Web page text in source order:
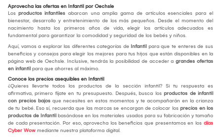
Aprovecha las ofertas en Infantil por Oechsle
Los productos infantiles abarcan una amplia gama de artículos esenciales para el
bienestar, desarrollo y entretenimiento de los más pequeños. Desde el momento del
nacimiento hasta los primeros años de vida, elegir los artículos adecuados es
fundamental para garantizar la comodidad y seguridad de los bebés y niños.
Aquí, vamos a explorar las diferentes categorías de Infantil para que te enteres de sus
beneficios y consejos para elegir los mejores para tus hijos que están disponibles en la
página web de Oechsle. Inclusive, tendrás la posibilidad de acceder a grandes ofertas
en infantil para que ahorres al máximo.
Conoce los precios asequibles en Infantil
¿Quieres llevarte todos los productos de la sección infantil? Si tu respuesta es
afirmativa, primero fíjate en tu presupuesto. Después, busca los productos de infantil
con precios bajos que necesites en estos momentos y te acompañarán en la crianza
de tu bebé. Eso sí, recuerda que las marcas se encargan de colocar los precios en los
productos de Infantil basándose en los materiales usados para su fabricación y tamaño
de cada presentación. Por eso, aprovecha los beneficios que presentamos en los días
Cyber Wow mediante nuestra plataforma digital.